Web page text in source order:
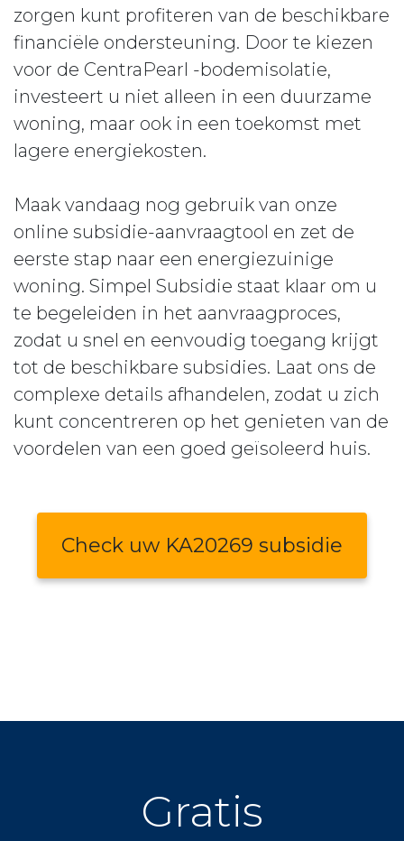
zorgen kunt profiteren van de beschikbare
financiële ondersteuning. Door te kiezen
voor de CentraPearl -bodemisolatie,
investeert u niet alleen in een duurzame
woning, maar ook in een toekomst met
lagere energiekosten.
Maak vandaag nog gebruik van onze
online subsidie-aanvraagtool en zet de
eerste stap naar een energiezuinige
woning. Simpel Subsidie staat klaar om u
te begeleiden in het aanvraagproces,
zodat u snel en eenvoudig toegang krijgt
tot de beschikbare subsidies. Laat ons de
complexe details afhandelen, zodat u zich
kunt concentreren op het genieten van de
voordelen van een goed geïsoleerd huis.
Check uw KA20269 subsidie
Gratis